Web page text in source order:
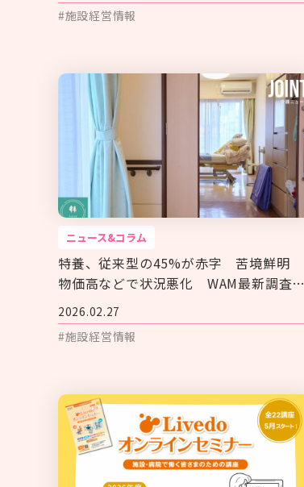
#施設経営情報
ニュース&コラム
特養、従来型の45%が赤字 苦境鮮明
物価高などで状況悪化 WAM最新調査レ
ポート
2026.02.27
#施設経営情報